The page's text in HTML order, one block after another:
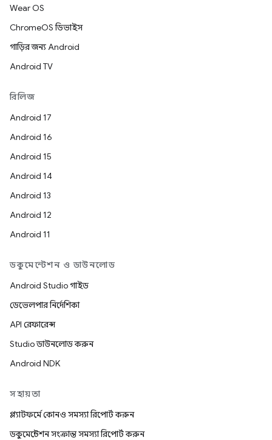
Wear OS
ChromeOS ডিভাইস
গাড়ির জন্য Android
Android TV
রিলিজ
Android 17
Android 16
Android 15
Android 14
Android 13
Android 12
Android 11
ডকুমেন্টেশন ও ডাউনলোড
Android Studio গাইড
ডেভেলপার নির্দেশিকা
API রেফারেন্স
Studio ডাউনলোড করুন
Android NDK
সহায়তা
প্ল্যাটফর্মে কোনও সমস্যা রিপোর্ট করুন
ডকুমেন্টেশন সংক্রান্ত সমস্যা রিপোর্ট করুন